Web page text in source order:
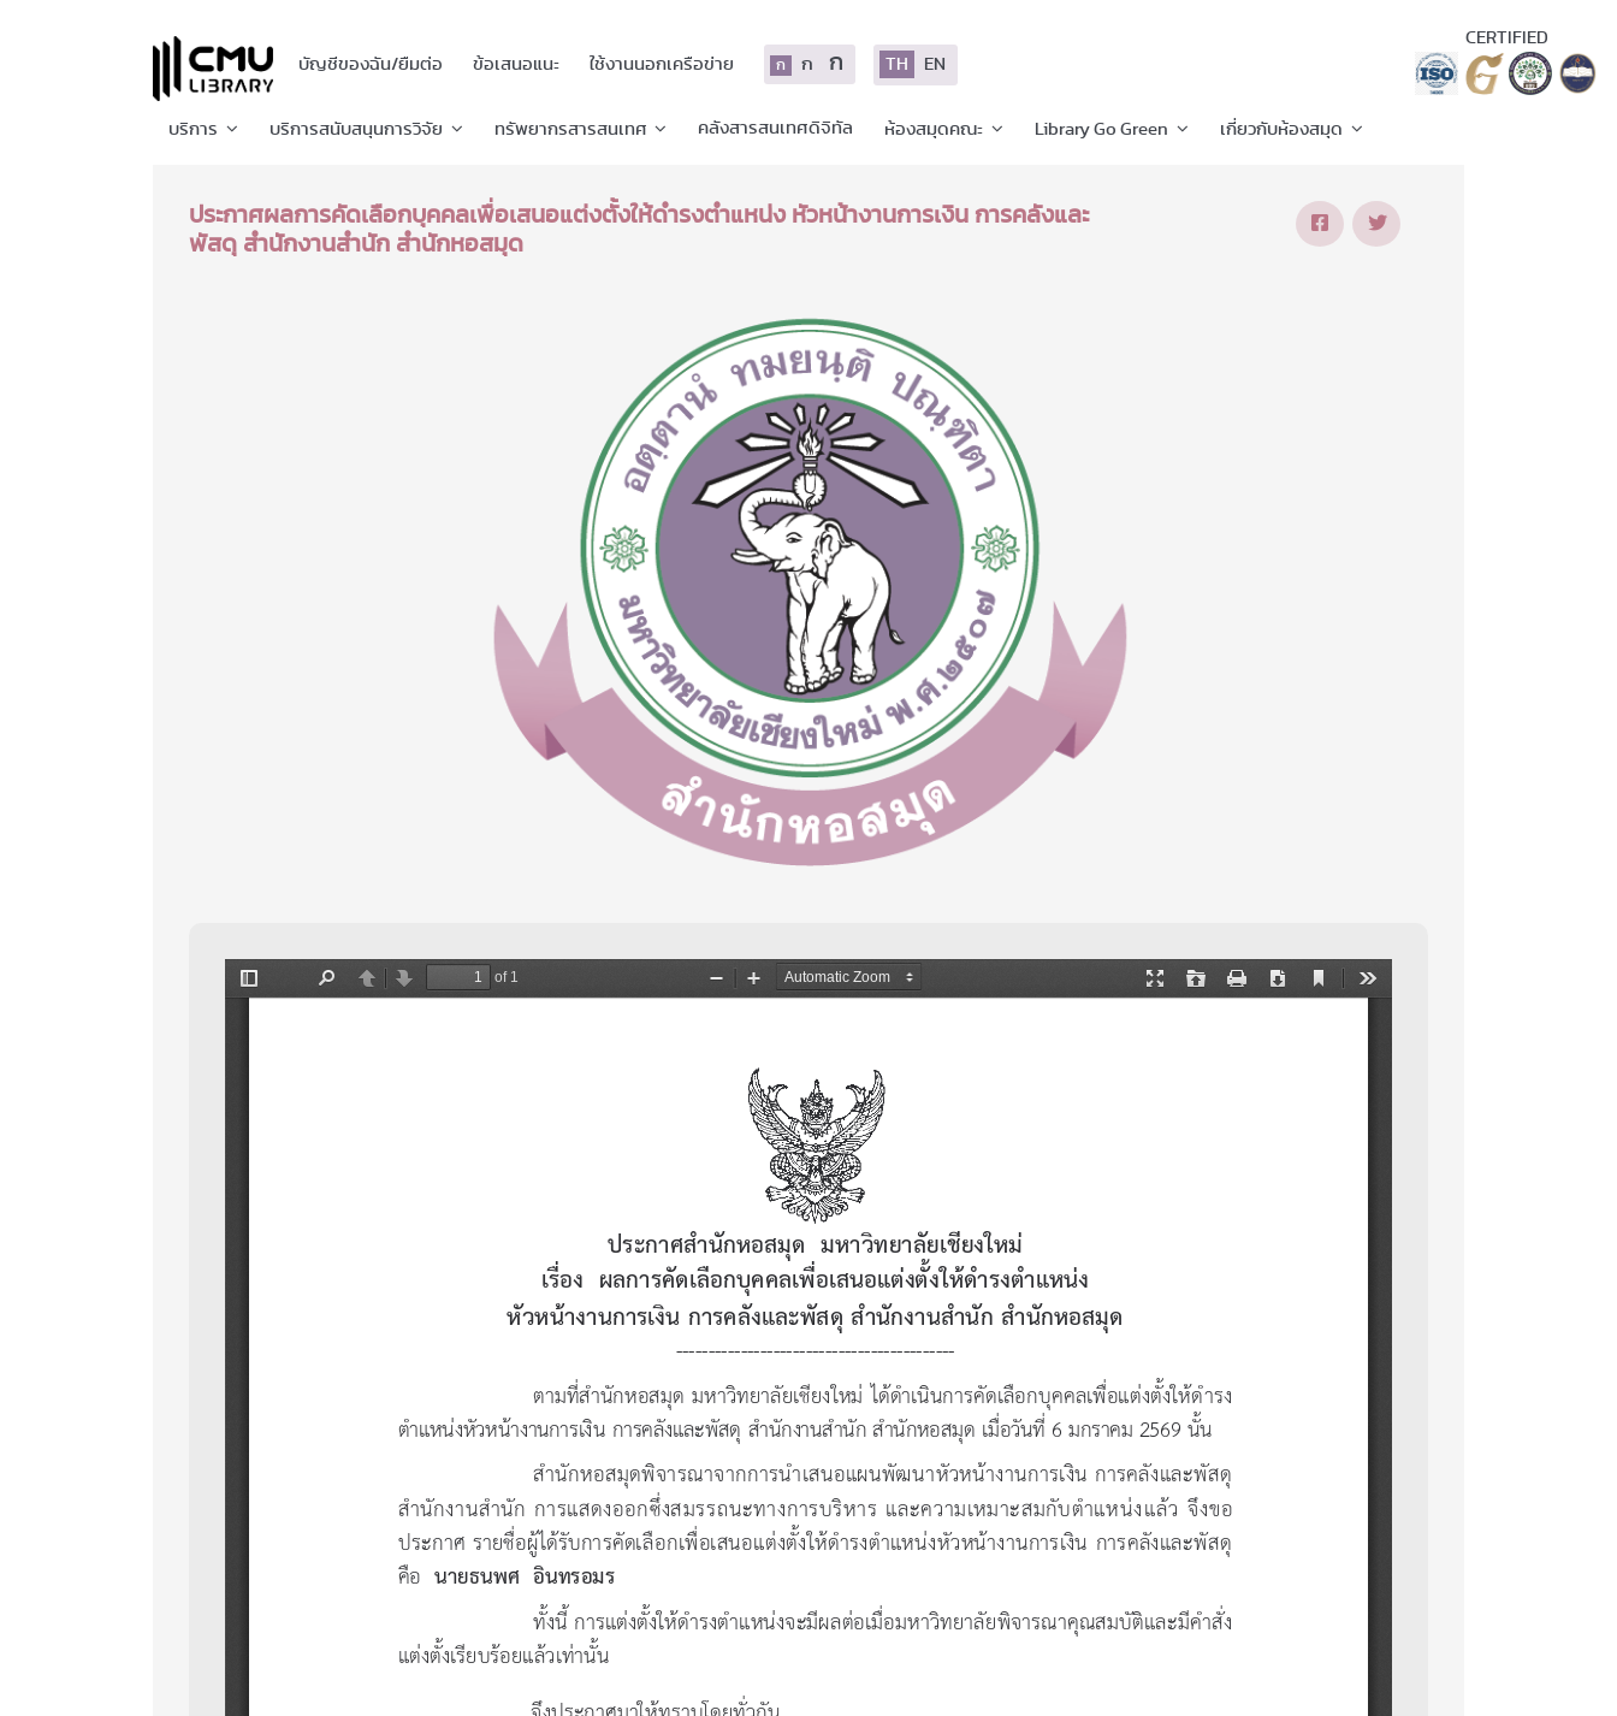
บัญชีของฉัน/ยืมต่อ ข้อเสนอแนะ ใช้งานนอกเครือข่าย ก ก ก TH EN
บริการ บริการสนับสนุนการวิจัย ทรัพยากรสารสนเทศ คลังสารสนเทศดิจิทัล ห้องสมุดคณะ Library Go Green เกี่ยวกับห้องสมุด
CERTIFIED
ประกาศผลการคัดเลือกบุคคลเพื่อเสนอแต่งตั้งให้ดำรงตำแหน่ง หัวหน้างานการเงิน การคลังและ
พัสดุ สำนักงานสำนัก สำนักหอสมุด